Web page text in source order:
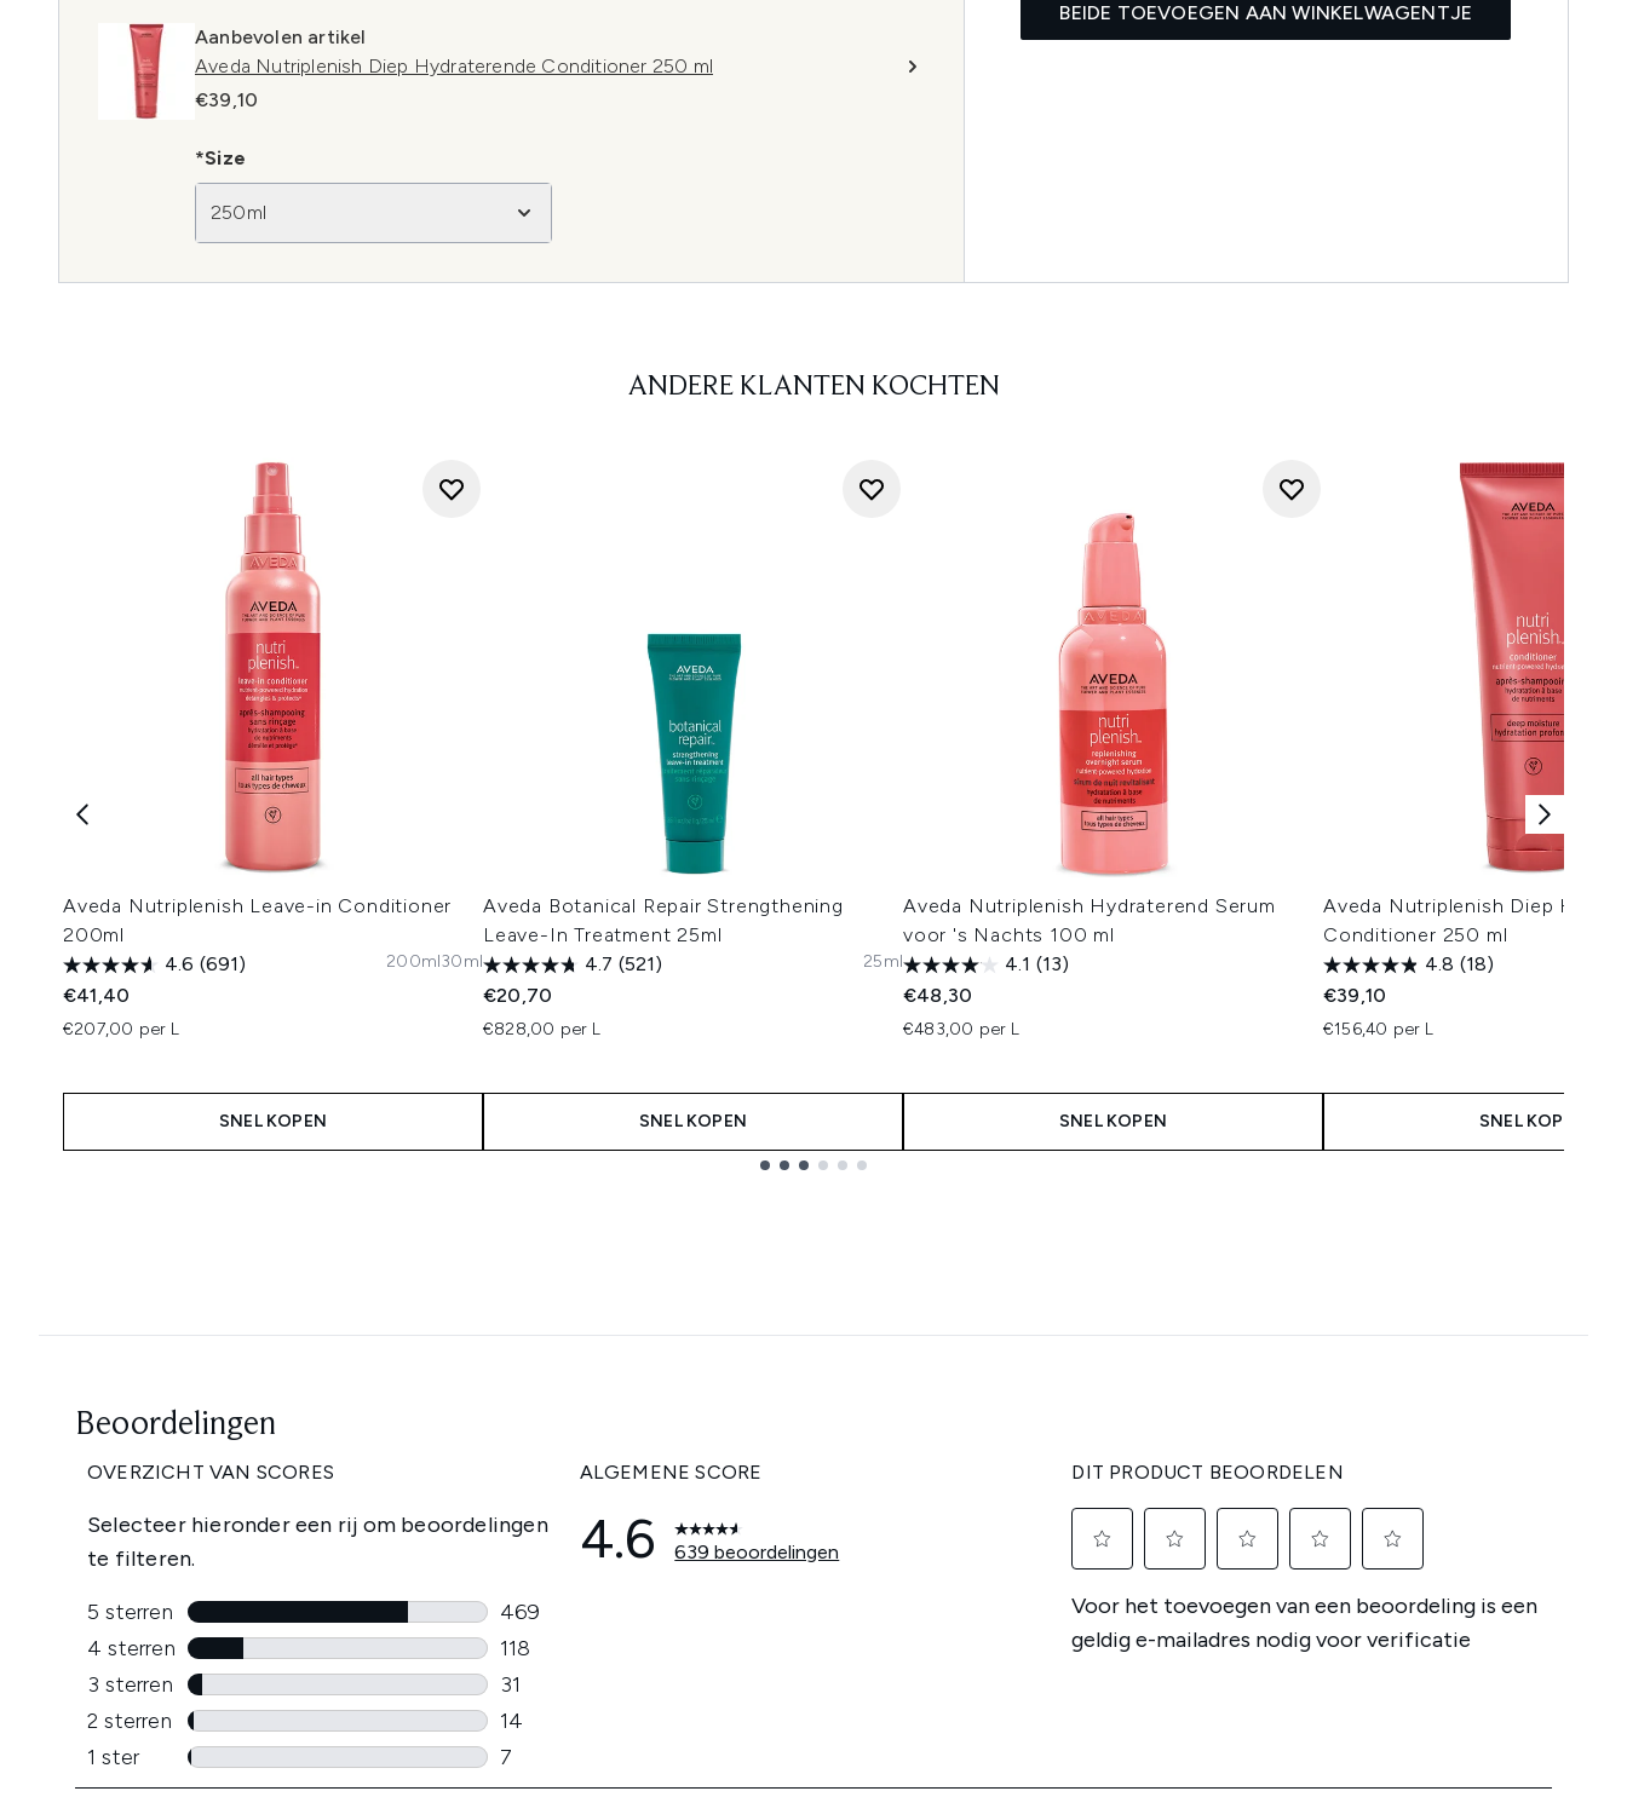
Aanbevolen artikel
Aveda Nutriplenish Diep Hydraterende Conditioner 250 ml
€39,10
*Size
250ml
BEIDE TOEVOEGEN AAN WINKELWAGENTJE
ANDERE KLANTEN KOCHTEN
Aveda Nutriplenish Leave-in Conditioner
200ml
4.6 (691)
€41,40
€207,00 per L
200ml30ml
SNEL KOPEN
Aveda Botanical Repair Strengthening
Leave-In Treatment 25ml
4.7 (521)
€20,70
€828,00 per L
25ml
SNEL KOPEN
Aveda Nutriplenish Hydraterend Serum
voor 's Nachts 100 ml
4.1 (13)
€48,30
€483,00 per L
SNEL KOPEN
Aveda Nutriplenish Diep
Conditioner 250 ml
4.8 (18)
€39,10
€156,40 per L
SNEL KOPEN